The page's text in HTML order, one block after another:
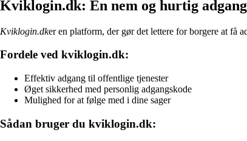
Kviklogin.dk: En nem og hurtig
Kviklogin.dker en platform, der gør det lettere for borgere at få
Fordele ved kviklogin.dk:
Effektiv adgang til offentlige tjenester
Øget sikkerhed med personlig adgangskode
Mulighed for at følge med i dine sager
Sådan bruger du kviklogin.dk: